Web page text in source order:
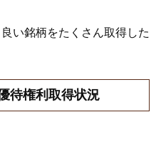
い銘柄をたくさん取得した
待権利取得状況